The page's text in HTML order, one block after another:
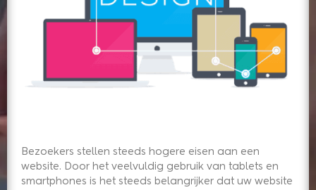
Bezoekers stellen steeds hogere eisen aan een
website. Door het veelvuldig gebruik van tablets en
smartphones is het steeds belangrijker dat uw website